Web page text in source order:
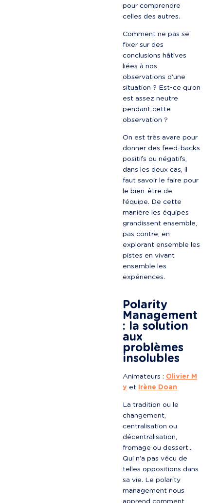
pour comprendre
celles des autres.
Comment ne pas se
fixer sur des
conclusions hâtives
liées à nos
observations d’une
situation ? Est-ce qu’on
est assez neutre
pendant cette
observation ?
On est très avare pour
donner des feed-backs
positifs ou négatifs,
dans les deux cas, il
faut savoir le faire pour
le bien-être de
l’équipe. De cette
manière les équipes
grandissent ensemble,
pas contre, en
explorant ensemble les
pistes en vivant
ensemble les
expériences.
Polarity
Management
: la solution
aux
problèmes
insolubles
Animateurs : Olivier M
y et Irène Doan
La tradition ou le
changement,
centralisation ou
décentralisation,
fromage ou dessert…
Qui n’a pas vécu de
telles oppositions dans
sa vie. Le polarity
management nous
apprend comment